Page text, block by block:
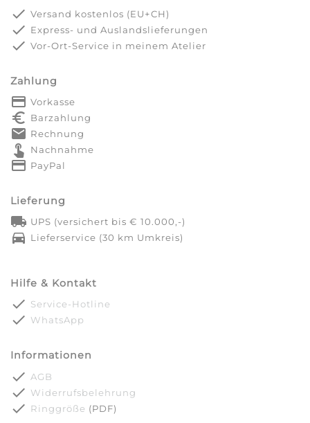
done Versand kostenlos (EU+CH)
done Express- und Auslandslieferungen
done Vor-Ort-Service in meinem Atelier
Zahlung
payment Vorkasse
euro_symbol Barzahlung
markunread Rechnung
touch_app Nachnahme
credit_card PayPal
Lieferung
local_shipping UPS (versichert bis € 10.000,-)
directions_car Lieferservice (30 km Umkreis)
Hilfe & Kontakt
done Service-Hotline
done WhatsApp
Informationen
done AGB
done Widerrufsbelehrung
done Ringgröße (PDF)